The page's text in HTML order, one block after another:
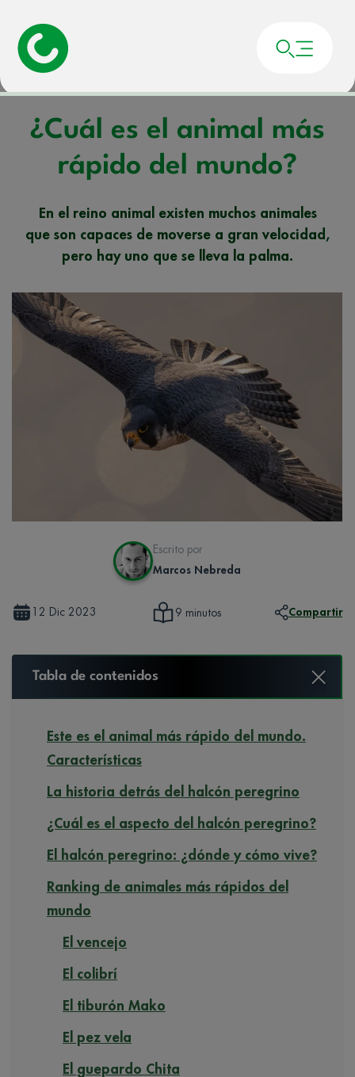
Portada»
¿Cuál es el animal más
rápido del mundo?
En el reino animal existen muchos animales
que son capaces de moverse a gran velocidad,
pero hay uno que se lleva la palma.
Escrito por
Marcos Nebreda
12 Dic 2023 9 minutos Compartir
Tabla de contenidos
Este es el animal más rápido del mundo.
Características
La historia detrás del halcón peregrino
¿Cuál es el aspecto del halcón peregrino?
El halcón peregrino: ¿dónde y cómo vive?
Ranking de animales más rápidos del
mundo
El vencejo
El colibrí
El tiburón Mako
El pez vela
El guepardo Chita